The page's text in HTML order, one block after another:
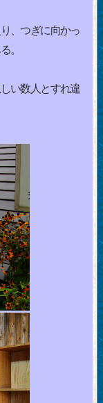
、つぎに向かっ
。
い数人とすれ違